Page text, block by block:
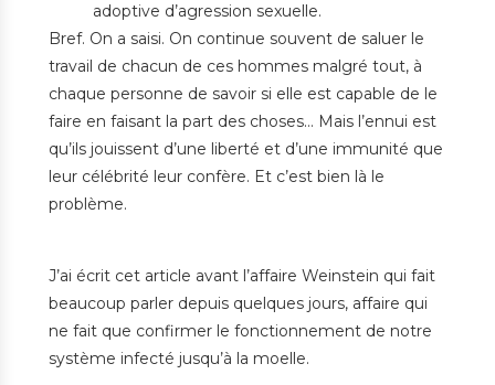
adoptive d’agression sexuelle.
Bref. On a saisi. On continue souvent de saluer le
travail de chacun de ces hommes malgré tout, à
chaque personne de savoir si elle est capable de le
faire en faisant la part des choses… Mais l’ennui est
qu’ils jouissent d’une liberté et d’une immunité que
leur célébrité leur confère. Et c’est bien là le
problème.
J’ai écrit cet article avant l’affaire Weinstein qui fait
beaucoup parler depuis quelques jours, affaire qui
ne fait que confirmer le fonctionnement de notre
système infecté jusqu’à la moelle.